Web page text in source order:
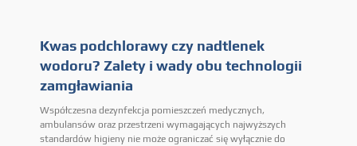
Kwas podchlorawy czy nadtlenek
wodoru? Zalety i wady obu technologii
zamgławiania
Współczesna dezynfekcja pomieszczeń medycznych,
ambulansów oraz przestrzeni wymagających najwyższych
standardów higieny nie może ograniczać się wyłącznie do